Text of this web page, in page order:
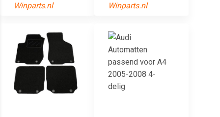
Winparts.nl
Winparts.nl